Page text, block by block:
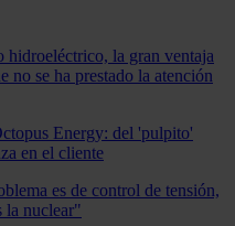
hidroeléctrico, la gran ventaja
no se ha prestado la atención
Energy: del 'pulpito'
en el cliente
es de control de tensión,
la nuclear"